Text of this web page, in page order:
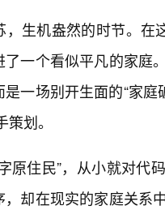
生机盎然的时节。在
一个看似平凡的家庭
一场别开生面的“家庭
划。
原住民”，从小就对代
却在现实的家庭关系